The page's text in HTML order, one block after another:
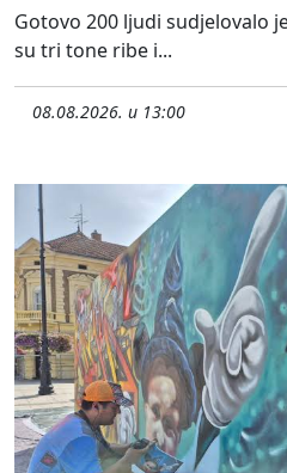
Gotovo 200 ljudi sudjelovalo
su tri tone ribe i...
08.08.2026. u 13:00